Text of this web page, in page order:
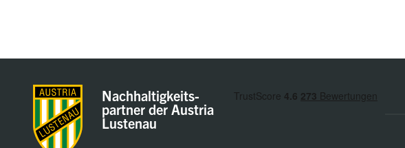
Nachhaltigkeits-
partner der Austria
Lustenau